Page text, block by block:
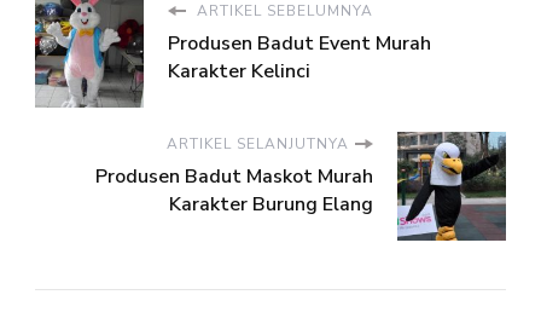
ARTIKEL SEBELUMNYA
Produsen Badut Event Murah
Karakter Kelinci
ARTIKEL SELANJUTNYA
Produsen Badut Maskot Murah
Karakter Burung Elang